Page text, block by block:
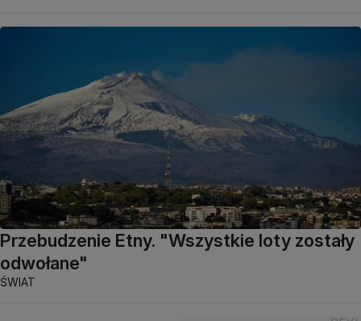
Przebudzenie Etny. "Wszystkie loty zostały
odwołane"
ŚWIAT